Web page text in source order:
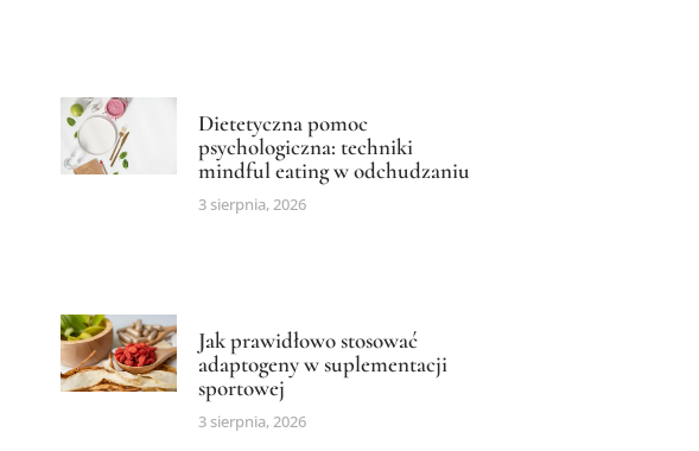
Dietetyczna pomoc
psychologiczna: techniki
mindful eating w odchudzaniu
3 sierpnia, 2026
Jak prawidłowo stosować
adaptogeny w suplementacji
sportowej
3 sierpnia, 2026